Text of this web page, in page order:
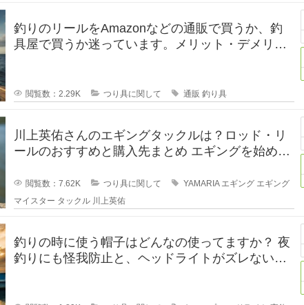
釣りのリールをAmazonなどの通販で買うか、釣
具屋で買うか迷っています。メリット・デメリッ
閲覧数：2.29K つり具に関して 通販 釣り具
川上英佑さんのエギングタックルは？ロッド・リ
ールのおすすめと購入先まとめ エギングを始めよ
閲覧数：7.62K つり具に関して YAMARIA エギング エギング
マイスター タックル 川上英佑
釣りの時に使う帽子はどんなの使ってますか？ 夜
釣りにも怪我防止と、ヘッドライトがズレないよ